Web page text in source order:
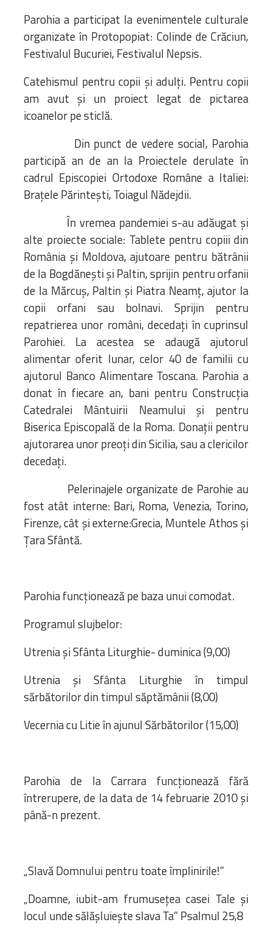
Parohia a participat la evenimentele culturale
organizate în Protopopiat: Colinde de Crăciun,
Festivalul Bucuriei, Festivalul Nepsis.
Catehismul pentru copii și adulți. Pentru copii
am avut și un proiect legat de pictarea
icoanelor pe sticlă.
Din punct de vedere social, Parohia
participă an de an la Proiectele derulate în
cadrul Episcopiei Ortodoxe Române a Italiei:
Brațele Părintești, Toiagul Nădejdii.
În vremea pandemiei s-au adăugat și
alte proiecte sociale: Tablete pentru copiii din
România și Moldova, ajutoare pentru bătrânii
de la Bogdănești și Paltin, sprijin pentru orfanii
de la Mărcuș, Paltin și Piatra Neamț, ajutor la
copii orfani sau bolnavi. Sprijin pentru
repatrierea unor români, decedați în cuprinsul
Parohiei. La acestea se adaugă ajutorul
alimentar oferit lunar, celor 40 de familii cu
ajutorul Banco Alimentare Toscana. Parohia a
donat în fiecare an, bani pentru Construcția
Catedralei Mântuirii Neamului și pentru
Biserica Episcopală de la Roma. Donații pentru
ajutorarea unor preoți din Sicilia, sau a clericilor
decedați.
Pelerinajele organizate de Parohie au
fost atât interne: Bari, Roma, Venezia, Torino,
Firenze, cât și externe:Grecia, Muntele Athos și
Țara Sfântă.
Parohia funcționează pe baza unui comodat.
Programul slujbelor:
Utrenia și Sfânta Liturghie- duminica (9,00)
Utrenia și Sfânta Liturghie în timpul
sărbătorilor din timpul săptămânii (8,00)
Vecernia cu Litie în ajunul Sărbătorilor (15,00)
Parohia de la Carrara funcționează fără
întrerupere, de la data de 14 februarie 2010 și
până-n prezent.
„Slavă Domnului pentru toate împlinirile!”
„Doamne, iubit-am frumuseţea casei Tale şi
locul unde sălăşluieşte slava Ta” Psalmul 25,8